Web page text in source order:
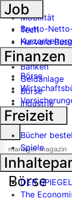
Mobilität
Tech
Harvard
Handel
Banken
Geldanlage
Börse
Industrie
öffnen
manager magazin
Job
Brutto-
Finanzen
Börse
Freizeit
Bücher
Spiele
DER SPIEGEL
The